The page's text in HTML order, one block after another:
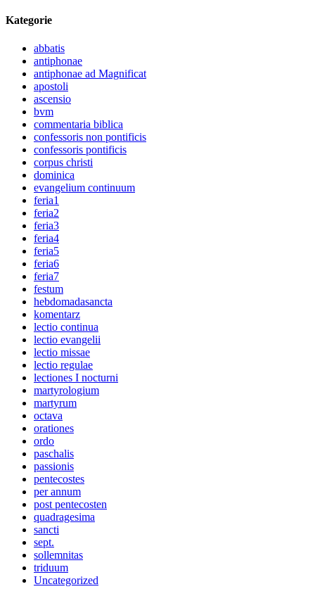
Kategorie
abbatis
antiphonae
antiphonae ad Magnificat
apostoli
ascensio
bvm
commentaria biblica
confessoris non pontificis
confessoris pontificis
corpus christi
dominica
evangelium continuum
feria1
feria2
feria3
feria4
feria5
feria6
feria7
festum
hebdomadasancta
komentarz
lectio continua
lectio evangelii
lectio missae
lectio regulae
lectiones I nocturni
martyrologium
martyrum
octava
orationes
ordo
paschalis
passionis
pentecostes
per annum
post pentecosten
quadragesima
sancti
sept.
sollemnitas
triduum
Uncategorized